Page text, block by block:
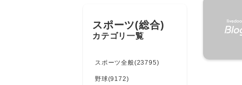
スポーツ(総合)
カテゴリ一覧
スポーツ全般(23795)
野球(9172)